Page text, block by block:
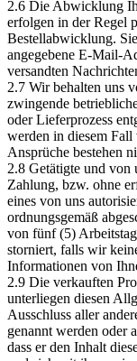
2.6 Die Abwicklung
erfolgen in der Regel
Bestellabwicklung.
angegebene E-Mail-
versandten
2.7 Wir behalten uns
zwingende
oder Lieferprozess
werden in diesem Fall
Ansprüche bestehen
2.8 Getätigte und von
Zahlung, bzw. ohne
eines von uns
ordnungsgemäß
von fünf (5)
storniert, falls wir
Informationen von
2.9 Die verkauften
unterliegen diesen
Ausschluss aller
genannt werden oder
dass er den Inhalt